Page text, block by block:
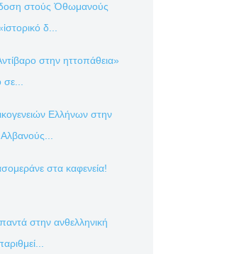
στούς Ὀθωμανούς
δ...
στην ηττοπάθεια»
Ελλήνων στην
στα καφενεία!
στην ανθελληνική